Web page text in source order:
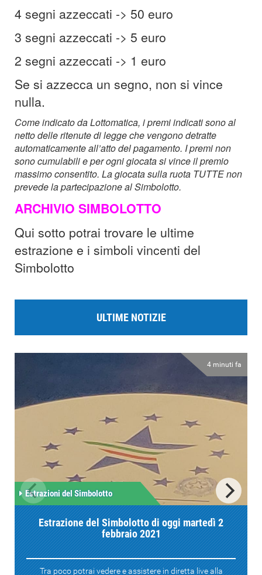
4 segni azzeccati -> 50 euro
3 segni azzeccati -> 5 euro
2 segni azzeccati -> 1 euro
Se si azzecca un segno, non si vince
nulla.
Come indicato da Lottomatica, i premi indicati sono al
netto delle ritenute di legge che vengono detratte
automaticamente all’atto del pagamento. I premi non
sono cumulabili e per ogni giocata si vince il premio
massimo consentito. La giocata sulla ruota TUTTE non
prevede la partecipazione al Simbolotto.
ARCHIVIO SIMBOLOTTO
Qui sotto potrai trovare le ultime
estrazione e i simboli vincenti del
Simbolotto
ULTIME NOTIZIE
4 minuti fa
Estrazioni del Simbolotto
Estrazione del Simbolotto di oggi martedì 2
febbraio 2021
Tra poco potrai vedere e assistere in diretta live alla